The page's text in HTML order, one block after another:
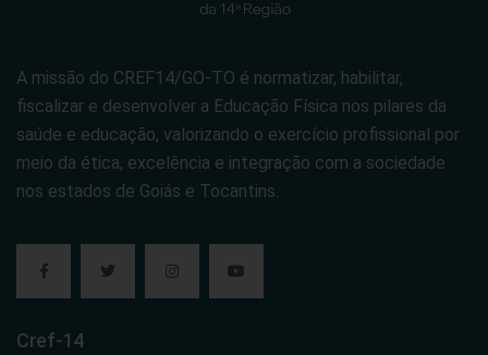
A missão do CREF14/GO-TO é normatizar, habilitar,
fiscalizar e desenvolver a Educação Física nos pilares da
saúde e educação, valorizando o exercício profissional por
meio da ética, excelência e integração com a sociedade
nos estados de Goiás e Tocantins.
Cref-14